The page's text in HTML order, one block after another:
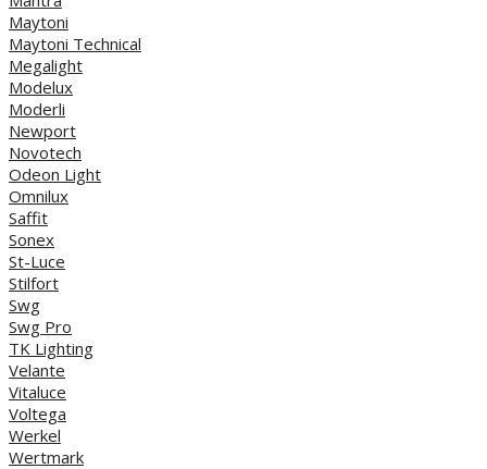
Maytoni
Maytoni Technical
Megalight
Modelux
Moderli
Newport
Novotech
Odeon Light
Omnilux
Saffit
Sonex
St-Luce
Stilfort
Swg
Swg Pro
TK Lighting
Velante
Vitaluce
Voltega
Werkel
Wertmark